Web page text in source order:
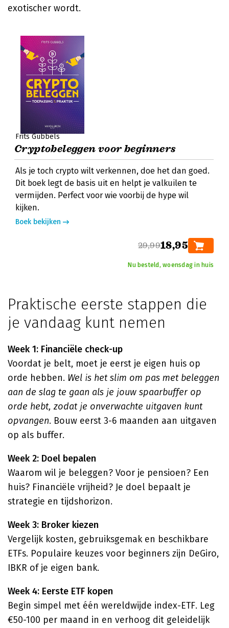
exotischer wordt.
Frits Gubbels
Cryptobeleggen voor beginners
Als je toch crypto wilt verkennen, doe het dan goed.
Dit boek legt de basis uit en helpt je valkuilen te
vermijden. Perfect voor wie voorbij de hype wil
kijken.
Boek bekijken
29,9918,95
Nu besteld, woensdag in huis
Praktische eerste stappen die
je vandaag kunt nemen
Week 1: Financiële check-up
Voordat je belt, moet je eerst je eigen huis op
orde hebben. Wel is het slim om pas met beleggen
aan de slag te gaan als je jouw spaarbuffer op
orde hebt, zodat je onverwachte uitgaven kunt
opvangen. Bouw eerst 3-6 maanden aan uitgaven
op als buffer.
Week 2: Doel bepalen
Waarom wil je beleggen? Voor je pensioen? Een
huis? Financiële vrijheid? Je doel bepaalt je
strategie en tijdshorizon.
Week 3: Broker kiezen
Vergelijk kosten, gebruiksgemak en beschikbare
ETFs. Populaire keuzes voor beginners zijn DeGiro,
IBKR of je eigen bank.
Week 4: Eerste ETF kopen
Begin simpel met één wereldwijde index-ETF. Leg
€50-100 per maand in en verhoog dit geleidelijk